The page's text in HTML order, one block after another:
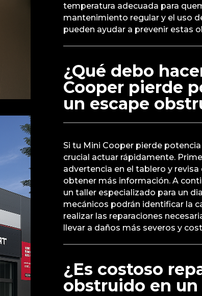
temperatura adecuada para
mantenimiento regular y el uso
pueden ayudar a prevenir estas
¿Qué debo
Cooper pierde
un escape
Si tu Mini Cooper pierde
crucial actuar rápidamente.
advertencia en el tablero y
obtener más información. A
un taller especializado para un
mecánicos podrán identificar la
realizar las reparaciones
llevar a daños más severos y
¿Es costoso
obstruido en un